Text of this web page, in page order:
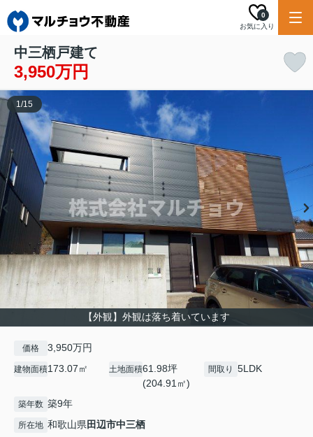
お気に入り
0
中三栖戸建て
3,950万円
【外観】外観は落ち着いています
1/15
価格 3,950万円
建物面積173.07㎡ 土地面積61.98坪
(204.91㎡)
間取り 5LDK
築年数 築9年
所在地 和歌山県田辺市中三栖